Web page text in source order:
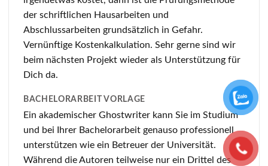
der schriftlichen Hausarbeiten und
Abschlussarbeiten grundsätzlich in Gefahr.
Vernünftige Kostenkalkulation. Sehr gerne sind wir
beim nächsten Projekt wieder als Unterstützung für
Dich da.
BACHELORARBEIT VORLAGE
Ein akademischer Ghostwriter kann Sie im Studium
und bei Ihrer Bachelorarbeit genauso professionell
unterstützen wie ein Betreuer der Universität.
Während die Autoren teilweise nur ein Drittel des